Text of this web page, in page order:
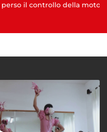
il controllo della moto lungo